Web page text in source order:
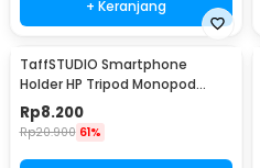
+ Keranjang
TaffSTUDIO Smartphone
Holder HP Tripod Monopod
Clamp Mount 1/4 Thread -
F360
Rp8.200
Rp20.900 61%